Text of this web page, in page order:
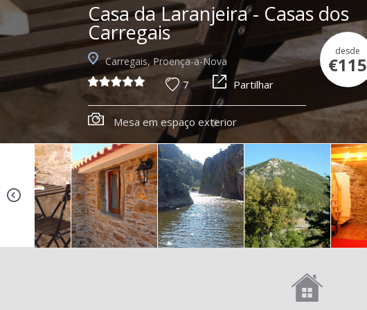
Casa da Laranjeira - Casas dos
Carregais
Carregais, Proença-a-Nova
7 Partilhar
desde
€115
Casa da Laranjeira - Casas dos Carregais